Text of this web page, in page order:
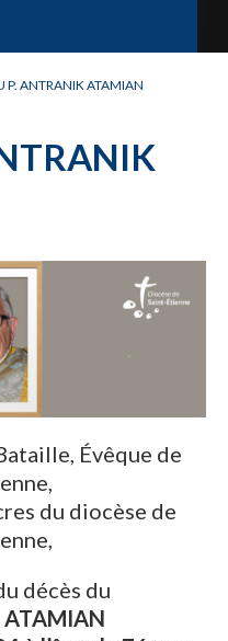
P. ANTRANIK ATAMIAN
Évêque de
du diocèse de
décès du